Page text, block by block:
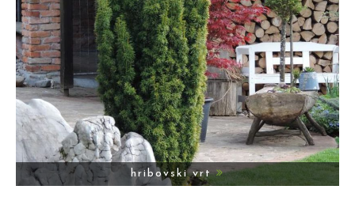
hribovski vrt